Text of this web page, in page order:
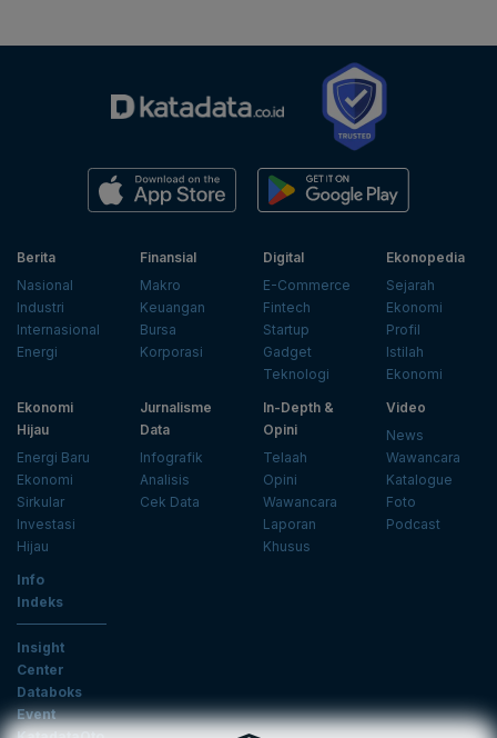
Berita
Nasional
Industri
Internasional
Energi
Finansial
Makro
Keuangan
Bursa
Korporasi
Digital
E-Commerce
Fintech
Startup
Gadget
Teknologi
Ekonopedia
Sejarah
Ekonomi
Profil
Istilah
Ekonomi
Ekonomi
Hijau
Energi Baru
Ekonomi
Sirkular
Investasi
Hijau
Jurnalisme
Data
Infografik
Analisis
Cek Data
In-Depth &
Opini
Telaah
Opini
Wawancara
Laporan
Khusus
Video
News
Wawancara
Katalogue
Foto
Podcast
Info
Indeks
Insight
Center
Databoks
Event